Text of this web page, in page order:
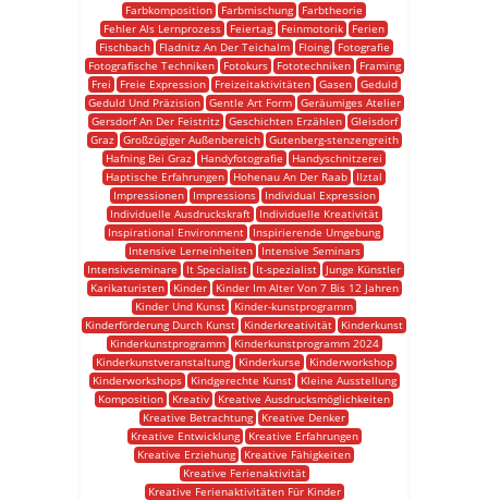
Farbkomposition
Farbmischung
Farbtheorie
Fehler Als Lernprozess
Feiertag Feinmotorik
Ferien
Fischbach
Fladnitz An Der Teichalm Floing
Fotografie
Fotografische Techniken
Fotokurs Fototechniken
Framing
Frei
Freie Expression Freizeitaktivitäten Gasen
Geduld
Geduld Und Präzision
Gentle Art Form
Geräumiges Atelier
Gersdorf An Der Feistritz
Geschichten Erzählen
Gleisdorf
Graz
Großzügiger Außenbereich
Gutenberg-stenzengreith
Hafning Bei Graz
Handyfotografie
Handyschnitzerei
Haptische Erfahrungen
Hohenau An Der Raab
Ilztal
Impressionen
Impressions
Individual Expression
Individuelle Ausdruckskraft
Individuelle Kreativität
Inspirational Environment
Inspirierende Umgebung
Intensive Lerneinheiten
Intensive Seminars
Intensivseminare
It Specialist It-spezialist
Junge Künstler
Karikaturisten
Kinder
Kinder Im Alter Von 7 Bis 12 Jahren
Kinder Und Kunst
Kinder-kunstprogramm
Kinderförderung Durch Kunst
Kinderkreativität
Kinderkunst
Kinderkunstprogramm
Kinderkunstprogramm 2024
Kinderkunstveranstaltung
Kinderkurse
Kinderworkshop
Kinderworkshops
Kindgerechte Kunst
Kleine Ausstellung
Komposition
Kreativ
Kreative Ausdrucksmöglichkeiten
Kreative Betrachtung
Kreative Denker
Kreative Entwicklung
Kreative Erfahrungen
Kreative Erziehung
Kreative Fähigkeiten
Kreative Ferienaktivität
Kreative Ferienaktivitäten Für Kinder